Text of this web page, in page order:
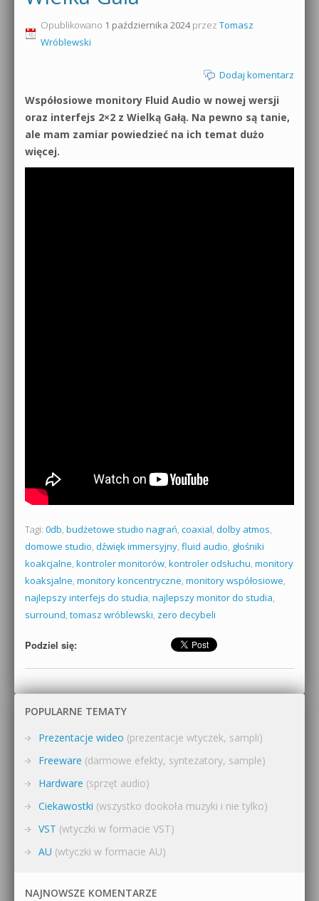
Produkcja muzyczna od podstaw
Sound Forge od podstaw
Dubstep z syntezatorem Massive
Kontakt 5 Kompendium
0dB.pl - informacje
Archiwum aktualności
Polityka prywatności
Opublikowano 1 października 2024przez Tomasz
Wróblewski
Dodaj komentarz
Współosiowe monitory Fluid Audio w nowej wersji
oraz interfejs 2×2 z Wielką Gałą. Na pewno są tanie,
ale mam zamiar powiedzieć na ich temat dużo
więcej.
Tagi: 0db, budżetowe studio nagrań, coaxial, dolby atmos,
domowe studio, dźwięk immersyjny, fluid audio, głośniki
koakcjalne, kontroler monitorów, kontroler odsłuchu, monitory
koaksjalne, monitory koncentryczne, monitory współosiowe,
najlepszy interfejs do studia, najlepszy monitor do studia,
surround, tomasz wróblewski, zero decybeli
Podziel się:
POPULARNE TEMATY
Prezentacje wideo (prezentacje wtyczek, sampli)
Freeware (darmowe efekty, syntezatory, sample)
Hardware (sprzęt audio)
Ciekawostki (wszystko dookoła muzyki i nie tylko)
VST (wtyczki w formacie VST)
AU (wtyczki w formacie AU)
NAJNOWSZE KOMENTARZE